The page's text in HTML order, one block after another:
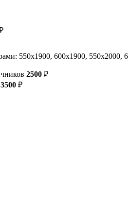
550х1900, 600х1900,
2500 ₽
3500 ₽